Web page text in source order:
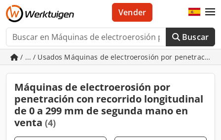
Buscar
Vender
/ ... / Usados Máquinas de electroerosión por
Máquinas de electroerosión por
penetración con recorrido longitudinal
de 0 a 299 mm de segunda mano en
venta (4)